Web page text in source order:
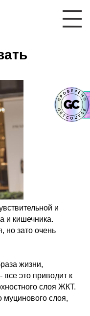
и
и кишечника.
но зато очень
жизни,
это приводит к
слоя ЖКТ.
муцинового слоя,